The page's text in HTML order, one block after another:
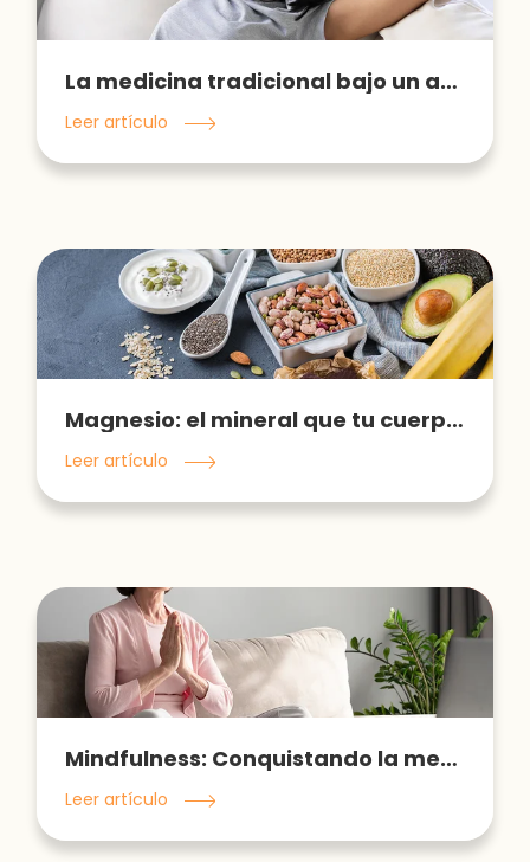
La medicina tradicional bajo un abordaje integrativo
Leer artículo
Magnesio: el mineral que tu cuerpo necesita
Leer artículo
Mindfulness: Conquistando la mente
Leer artículo